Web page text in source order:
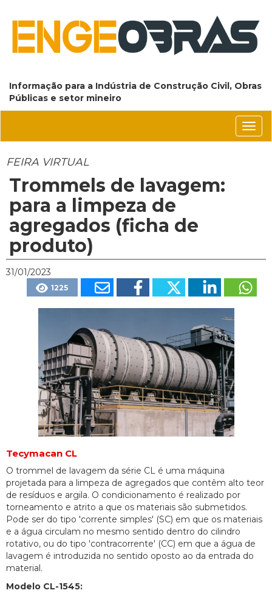
Informação para a Indústria de Construção Civil, Obras
Públicas e setor mineiro
FEIRA VIRTUAL
Trommels de lavagem:
para a limpeza de
agregados (ficha de
produto)
31/01/2023
1225
Tecymacan CL
O trommel de lavagem da série CL é uma máquina
projetada para a limpeza de agregados que contêm alto teor
de resíduos e argila. O condicionamento é realizado por
torneamento e atrito a que os materiais são submetidos.
Pode ser do tipo 'corrente simples' (SC) em que os materiais
e a água circulam no mesmo sentido dentro do cilindro
rotativo, ou do tipo 'contracorrente' (CC) em que a água de
lavagem é introduzida no sentido oposto ao da entrada do
material.
Modelo CL-1545: